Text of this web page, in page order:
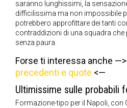
saranno lunghissimi, la
difficilissima ma non impossibile
potrebbero approfittare dei tanti
contraddizioni di una squadra
senza paura.
Forse ti interessa anche —>
precedenti e quote <—
Ultimissime sulle probabili
Formazione-tipo per il Napoli, con